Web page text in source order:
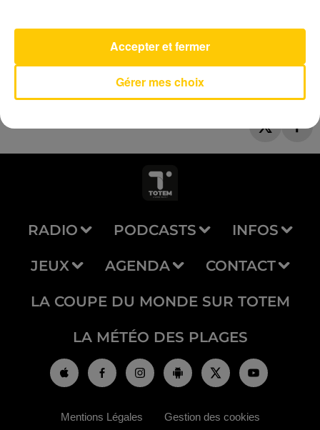
RADIO PODCASTS INFOS
JEUX AGENDA CONTACT
LA COUPE DU MONDE SUR TOTEM
LA MÉTÉO DES PLAGES
Mentions Légales Gestion des cookies
Gérer mes choix
Accepter et fermer